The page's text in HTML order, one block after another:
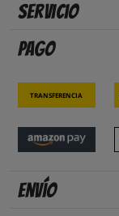
Servicio
Pago
Transferencia
Envío